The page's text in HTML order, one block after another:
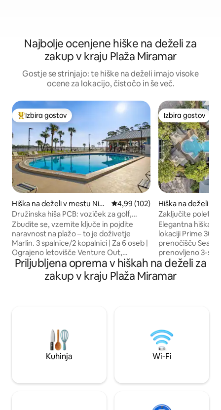
Najbolje ocenjene hiške na deželi za
zakup v kraju Plaža Miramar
Gostje se strinjajo: te hiške na deželi imajo visoke
ocene za lokacijo, čistočo in še več.
Najbolj priljubljena prenočišča z značko »Izbira gostov«
Izbira gostov
Hiška na deželi v mestu Nižj
a Grand Lagoon
Povprečna ocena: 4,99 od 5, št.
4,99 (102)
Družinska hiša PCB: voziček za golf,
bazeni, plaža
Zbudite se, vzemite ključe in pojdite
naravnost na plažo – to je doživetje
Marlin. 3 spalnice/2 kopalnici | Za 6 oseb |
Ograjeno letovišče Venture Out,
Panama City Beach 🛺 Vključen je
voziček za golf – brez pologa 🏖️ Skupni
dostop do plaže (ekskluzivni dostop za
služba z ograjo Preden rezervirate:
Zahtevan je strošek za združenje
lastnikov nepremičnin (gostje ga plačajo
neposredno združenju) Veljaven e-
štejejo za vozila
Izbira gostov
Izbira gostov
Hiška na deželi v
a Rosa Beach
Zaključite poletje
30A z bazenom in
Elegantna hiška
lokaciji Prime 30A Dobrodošli v
prenočišču Seas
prenovljeno 3-
kopalnicama, ki
deželi, primernih
Eastern Lake v
Seasidea in
priljubljene
dodatke, kot so
oprema za plažo
Priljubljena oprema v hiškah na deželi za
zakup v kraju Plaža Miramar
Kuhinja Wi-Fi